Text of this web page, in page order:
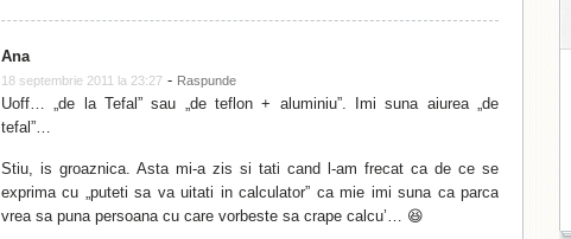
Ana
18 septembrie 2011 la 23:27 - Raspunde
Uoff… „de la Tefal” sau „de teflon + aluminiu”. Imi suna aiurea „de
tefal”…
Stiu, is groaznica. Asta mi-a zis si tati cand l-am frecat ca de ce se
exprima cu „puteti sa va uitati in calculator” ca mie imi suna ca parca
vrea sa puna persoana cu care vorbeste sa crape calcu’… 😆